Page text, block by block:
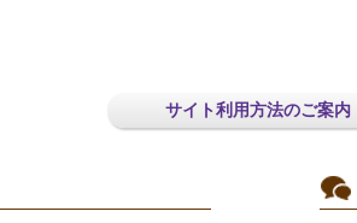
サイト利用方法のご案内